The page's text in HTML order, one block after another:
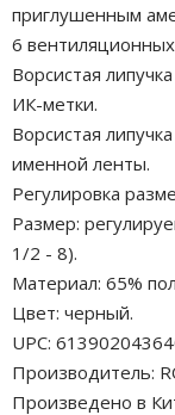
приглушенным
6
Ворсистая
ИК-метки.
Ворсистая
именной ленты.
Регулировка
Размер:
1/2 - 8).
Материал: 65%
Цвет: черный.
UPC:
Производитель:
Произведено в